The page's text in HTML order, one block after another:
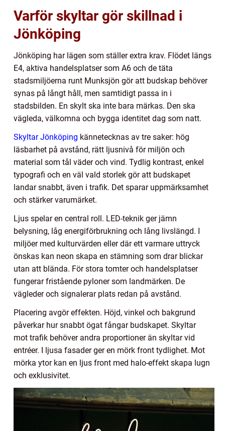
Varför skyltar gör skillnad i
Jönköping
Jönköping har lägen som ställer extra krav. Flödet längs
E4, aktiva handelsplatser som A6 och de täta
stadsmiljöerna runt Munksjön gör att budskap behöver
synas på långt håll, men samtidigt passa in i
stadsbilden. En skylt ska inte bara märkas. Den ska
vägleda, välkomna och bygga identitet dag som natt.
Skyltar Jönköping kännetecknas av tre saker: hög
läsbarhet på avstånd, rätt ljusnivå för miljön och
material som tål väder och vind. Tydlig kontrast, enkel
typografi och en väl vald storlek gör att budskapet
landar snabbt, även i trafik. Det sparar uppmärksamhet
och stärker varumärket.
Ljus spelar en central roll. LED-teknik ger jämn
belysning, låg energiförbrukning och lång livslängd. I
miljöer med kulturvärden eller där ett varmare uttryck
önskas kan neon skapa en stämning som drar blickar
utan att blända. För stora tomter och handelsplatser
fungerar fristående pyloner som landmärken. De
vägleder och signalerar plats redan på avstånd.
Placering avgör effekten. Höjd, vinkel och bakgrund
påverkar hur snabbt ögat fångar budskapet. Skyltar
mot trafik behöver andra proportioner än skyltar vid
entréer. I ljusa fasader ger en mörk front tydlighet. Mot
mörka ytor kan en ljus front med halo-effekt skapa lugn
och exklusivitet.